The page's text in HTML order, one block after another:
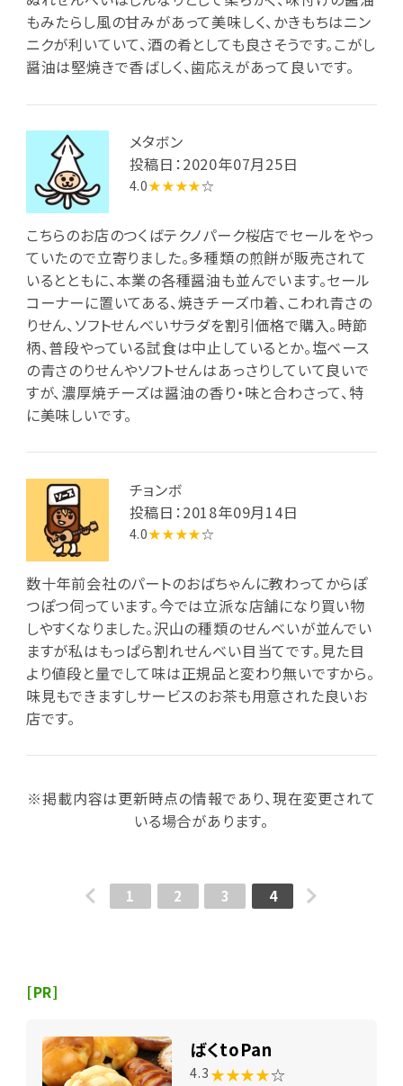
もみたらし風の甘みがあって美味しく、かきもちはニン
ニクが利いていて、酒の肴としても良さそうです。こがし
醤油は堅焼きで香ばしく、歯応えがあって良いです。
メタボン
投稿日：2020年07月25日
4.0★★★★☆
こちらのお店のつくばテクノパーク桜店でセールをやっ
ていたので立寄りました。多種類の煎餅が販売されて
いるとともに、本業の各種醤油も並んでいます。セール
コーナーに置いてある、焼きチーズ巾着、こわれ青さの
りせん、ソフトせんべいサラダを割引価格で購入。時節
柄、普段やっている試食は中止しているとか。塩ベース
の青さのりせんやソフトせんはあっさりしていて良いで
すが、濃厚焼チーズは醤油の香り・味と合わさって、特
に美味しいです。
チョンボ
投稿日：2018年09月14日
4.0★★★★☆
数十年前会社のパートのおばちゃんに教わってからぽ
つぽつ伺っています。今では立派な店舗になり買い物
しやすくなりました。沢山の種類のせんべいが並んでい
ますが私はもっぱら割れせんべい目当てです。見た目
より値段と量でして味は正規品と変わり無いですから。
味見もできますしサービスのお茶も用意された良いお
店です。
※掲載内容は更新時点の情報であり、現在変更されて
いる場合があります。
1 2 3 4
[PR]
ばくtoPan
4.3 ★★★★☆